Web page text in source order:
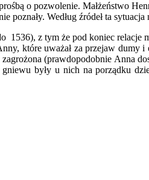
o pozwolenie. Małżeństwo
Według źródeł ta sytuacja
z tym że pod koniec relacje
które uważał za przejaw dumy
(prawdopodobnie Anna
były u nich na porządku